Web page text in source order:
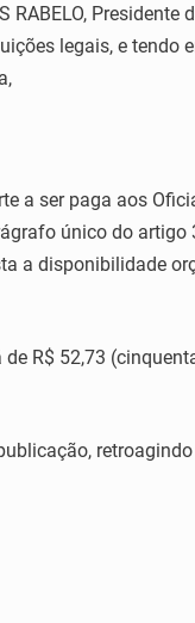
RABELO, Presidente
legais, e tendo
a ser paga aos
único do artigo
a disponibilidade
R$ 52,73